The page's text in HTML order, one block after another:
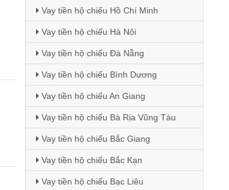
Vay tiền hộ chiếu Hồ Chí Minh
Vay tiền hộ chiếu Hà Nội
Vay tiền hộ chiếu Đà Nẵng
Vay tiền hộ chiếu Bình Dương
Vay tiền hộ chiếu An Giang
Vay tiền hộ chiếu Bà Rịa Vũng Tàu
Vay tiền hộ chiếu Bắc Giang
Vay tiền hộ chiếu Bắc Kạn
Vay tiền hộ chiếu Bạc Liêu